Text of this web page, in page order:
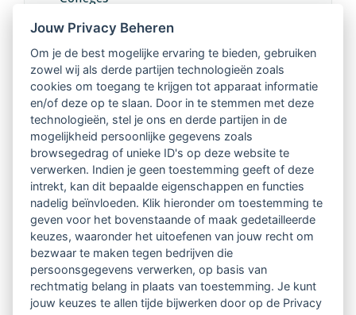
Intervisie met geregistreerde vakgenoten
Netwerk van 2100 professionals in 14
regio's
Vindbaar voor opdrachtgevers
Tijdschrift voor
Begeleidingskunde & kennisbank
Beroepsregistratie (LVSC keurmerk)
Lid worden van LVSC
Jouw Privacy Beheren
Om je de best mogelijke ervaring te bieden, gebruiken
zowel wij als derde partijen technologieën zoals
cookies om toegang te krijgen tot apparaat informatie
en/of deze op te slaan. Door in te stemmen met deze
technologieën, stel je ons en derde partijen in de
mogelijkheid persoonlijke gegevens zoals
browsegedrag of unieke ID's op deze website te
verwerken. Indien je geen toestemming geeft of deze
intrekt, kan dit bepaalde eigenschappen en functies
nadelig beïnvloeden. Klik hieronder om toestemming te
geven voor het bovenstaande of maak gedetailleerde
keuzes, waaronder het uitoefenen van jouw recht om
bezwaar te maken tegen bedrijven die
persoonsgegevens verwerken, op basis van
rechtmatig belang in plaats van toestemming. Je kunt
jouw keuzes te allen tijde bijwerken door op de Privacy